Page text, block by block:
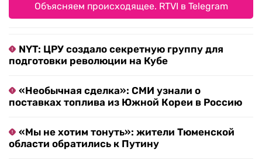
Объясняем происходящее. RTVI в Telegram
NYT: ЦРУ создало секретную группу для
подготовки революции на Кубе
«Необычная сделка»: СМИ узнали о
поставках топлива из Южной Кореи в Россию
«Мы не хотим тонуть»: жители Тюменской
области обратились к Путину